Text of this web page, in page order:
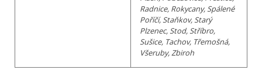
Radnice, Rokycany, Spálené
Poříčí, Staňkov, Starý
Plzenec, Stod, Stříbro,
Sušice, Tachov, Třemošná,
Všeruby, Zbiroh